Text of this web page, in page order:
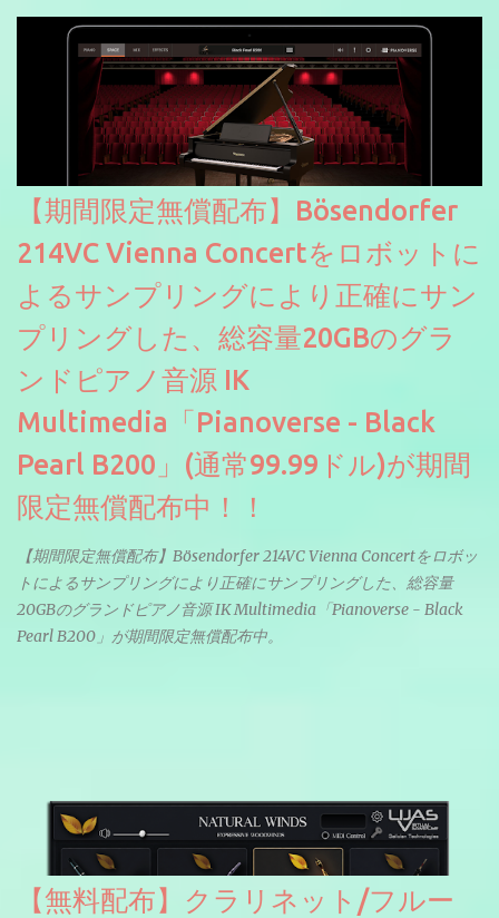
【期間限定無償配布】Bösendorfer
214VC Vienna Concertをロボットに
よるサンプリングにより正確にサン
プリングした、総容量20GBのグラ
ンドピアノ音源 IK
Multimedia「Pianoverse - Black
Pearl B200」(通常99.99ドル)が期間
限定無償配布中！！
【期間限定無償配布】Bösendorfer 214VC Vienna Concertをロボッ
トによるサンプリングにより正確にサンプリングした、総容量
20GBのグランドピアノ音源 IK Multimedia「Pianoverse - Black
Pearl B200」が期間限定無償配布中。
【無料配布】クラリネット/フルー